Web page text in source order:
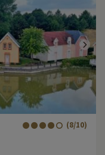
(8/10)